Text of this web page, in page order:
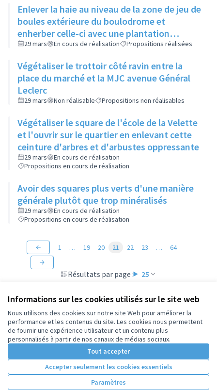
Informations sur les cookies utilisés sur le site web
Nous utilisons des cookies sur notre site Web pour améliorer la
performance et les contenus du site. Les cookies nous permettent
de fournir une expérience utilisateur et un contenu plus
personnalisés à partir de nos canaux de médias sociaux.
Tout accepter
Accepter seulement les cookies essentiels
Paramètres
Enlever la haie au niveau de la zone de jeu de
boules extérieure du boulodrome et
enherber celle-ci avec une plantation
d'arbres aléatoire
29 mars En cours de réalisation Propositions réalisées
Végétaliser le trottoir côté ravin entre la
place du marché et la MJC avenue Général
Leclerc
29 mars Non réalisable Propositions non réalisables
Végétaliser le square de l'école de la Velette
et l'ouvrir sur le quartier en enlevant cette
ceinture d'arbres et d'arbustes oppressante
29 mars
En cours de réalisation
Propositions en cours de réalisation
Avoir des squares plus verts d'une manière
générale plutôt que trop minéralisés
29 mars
En cours de réalisation
Propositions en cours de réalisation
Résultats par page : 25
1 … 19 20 21 22 23 … 64
Conditions d'utilisation
Paramètres des cookies
(Lien externe)Open Source Politics
(Lien externe)
grâce au
Decidim
.
Licence
(Lien